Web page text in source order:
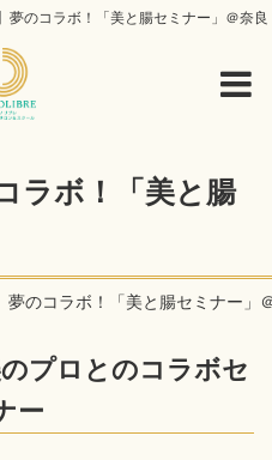
夢のコラボ！「美と腸セミナー」＠奈良
ラボ！「美と腸
夢のコラボ！「美と腸セミナー」
プロとのコラボセ
ー